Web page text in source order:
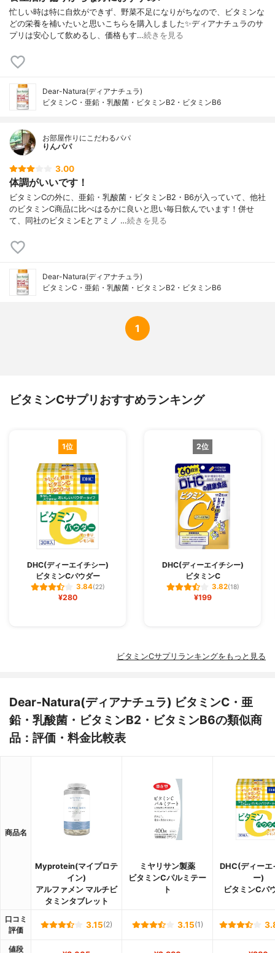
忙しい時は特に自炊ができず、野菜不足になりがちなので、ビタミンな
どの栄養を補いたいと思いこちらを購入しました✨ディアナチュラのサ
プリは安心して飲めるし、価格もす…続きを見る
Dear-Natura(ディアナチュラ)
ビタミンC・亜鉛・乳酸菌・ビタミンB2・ビタミンB6
お部屋作りにこだわるパパ
りんパパ
3.00
体調がいいです！
ビタミンCの外に、亜鉛・乳酸菌・ビタミンB2・B6が入っていて、他社
のビタミンC商品に比べはるかに良いと思い毎日飲んでいます！併せ
て、同社のビタミンEとアミノ …続きを見る
Dear-Natura(ディアナチュラ)
ビタミンC・亜鉛・乳酸菌・ビタミンB2・ビタミンB6
1
ビタミンCサプリおすすめランキング
1位
DHC(ディーエイチシー)
ビタミンCパウダー
3.84(22)
¥280
2位
DHC(ディーエイチシー)
ビタミンC
3.82(18)
¥199
ビタミンCサプリランキングをもっと見る
Dear-Natura(ディアナチュラ) ビタミンC・亜
鉛・乳酸菌・ビタミンB2・ビタミンB6の類似商
品：評価・料金比較表
商品名
Myprotein(マイプロテ
イン)
アルファメン マルチビ
タミンタブレット
ミヤリサン製薬
ビタミンCパルミテー
ト
DHC(ディーエ
ー)
ビタミンCパ
口コミ
評価
3.15(2) 3.15(1)
値段